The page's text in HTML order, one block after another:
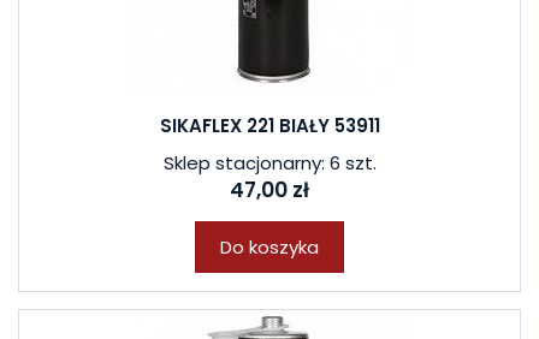
SIKAFLEX 221 BIAŁY 53911
Sklep stacjonarny: 6 szt.
47,00 zł
Do koszyka